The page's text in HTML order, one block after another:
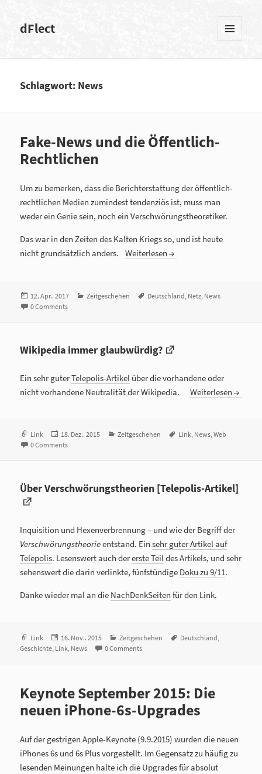
dFlect
Schlagwort: News
Fake-News und die Öffentlich-
Rechtlichen
Um zu bemerken, dass die Berichterstattung der öffentlich-
rechtlichen Medien zumindest tendenziös ist, muss man
weder ein Genie sein, noch ein Verschwörungstheoretiker.
Das war in den Zeiten des Kalten Kriegs so, und ist heute
nicht grundsätzlich anders.Weiterlesen
Veröffentlicht
am
12. Apr.. 2017 Kategorien
Zeitgeschehen Tags
Deutschland Netz News
0 Comments
Wikipedia immer glaubwürdig?
Ein sehr guterTelepolis-Artikel über die vorhandene oder
nicht vorhandene Neutralität der Wikipedia.Weiterlesen
Format
Link
Veröffentlicht
am
18. Dez.. 2015 Kategorien
Zeitgeschehen Tags
Link, News,Web
0 Comments
Über Verschwörungstheorien [Telepolis-Artikel]
Inquisition und Hexenverbrennung – und wie der Begriff der
Verschwörungstheorieentstand. Einsehr guter Artikel auf
Telepolis. Lesenswert auch dererste Teildes Artikels, und sehr
sehenswert die darin verlinkte, fünfstündige Doku zu 9/11.
Danke wieder mal an die NachDenkSeiten für den Link.
Format
Link
Veröffentlicht
am
16. Nov.. 2015 Kategorien
Zeitgeschehen Tags
Deutschland
Geschichte Link News 0 Comments
Keynote September 2015: Die
neuen iPhone-6s-Upgrades
Auf der gestrigen Apple-Keynote (9.9.2015) wurden die neuen
iPhones 6s und 6s Plus vorgestellt. Im Gegensatz zu häufig zu
lesenden Meinungen halte ich die Upgrades für absolut